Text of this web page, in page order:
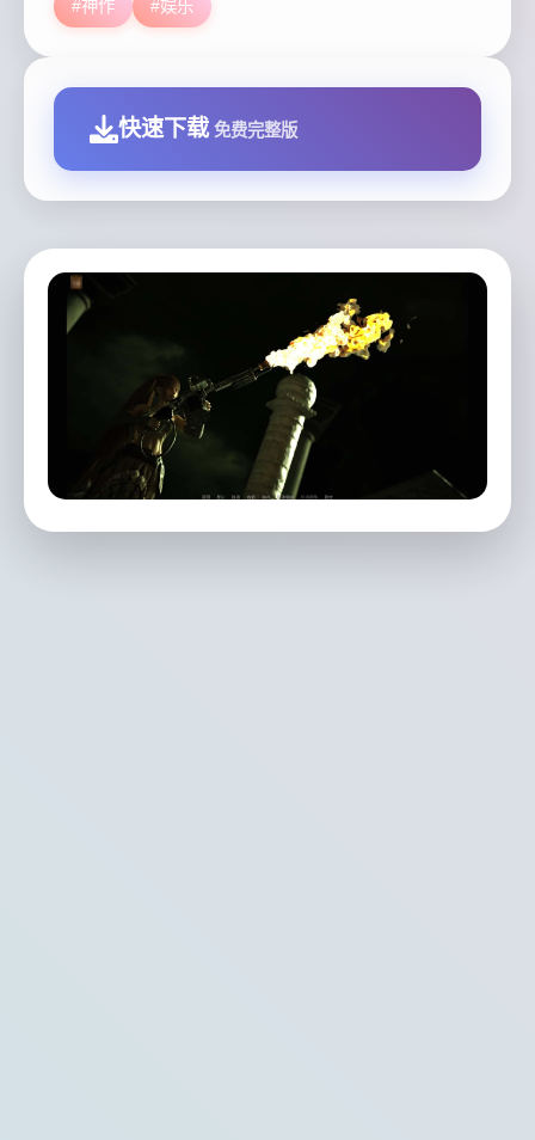
#神作 #娱乐
快速下载 免费完整版